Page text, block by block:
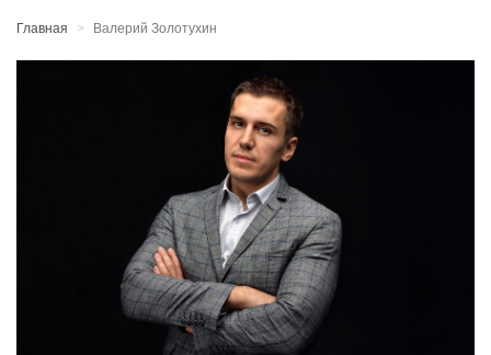
Главная Валерий Золотухин